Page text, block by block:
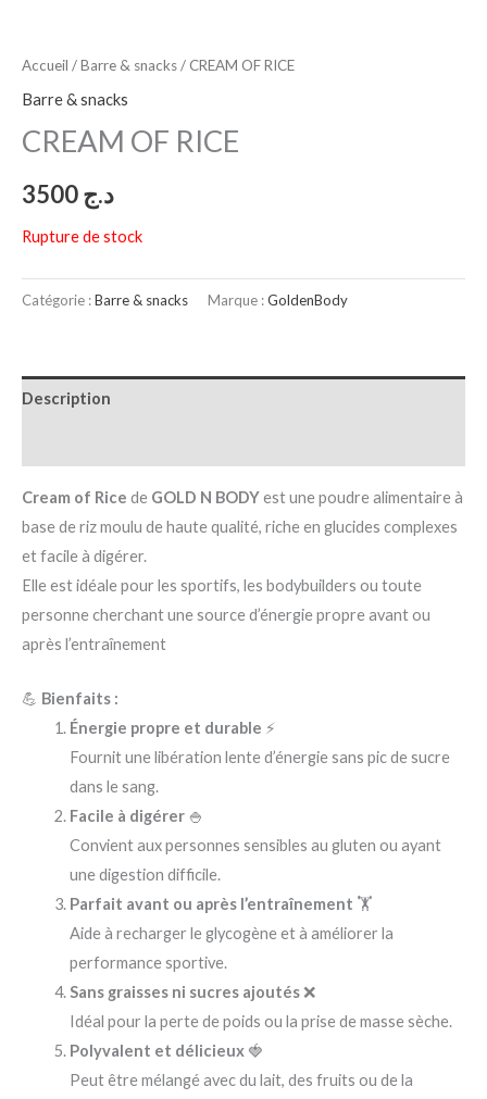
Accueil /Barre & snacks/ CREAM OF RICE
Barre & snacks
CREAM OF RICE
د.ج
Rupture de stock
Catégorie :Barre & snacks Marque :GoldenBody
Description
Cream of Rice de GOLD N BODYest une poudre alimentaire à
base de riz moulu de haute qualité, riche en glucides complexes
et facile à digérer.
Elle est idéale pour les sportifs, les bodybuilders ou toute
personne cherchant une source d’énergie propre avant ou
après l’entraînement
💪 Bienfaits :
Énergie propre et durable ⚡
Fournit une libération lente d’énergie sans pic de sucre
dans le sang.
Facile à digérer🍚
Convient aux personnes sensibles au gluten ou ayant
une digestion difficile.
Parfait avant ou après l’entraînement 🏋️
Aide à recharger le glycogène et à améliorer la
performance sportive.
Sans graisses ni sucres ajoutés❌
Idéal pour la perte de poids ou la prise de masse sèche.
Polyvalent et délicieux🍓
Peut être mélangé avec du lait, des fruits ou de la